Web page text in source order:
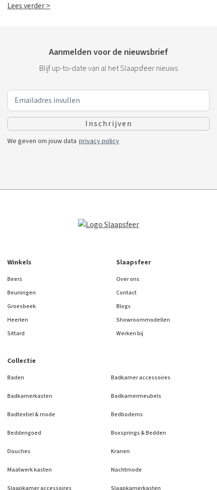
Lees verder >
Aanmelden voor de nieuwsbrief
Blijf up-to-date van al het Slaapsfeer nieuws
We geven om jouw data privacy policy
Collectie
Baden Badkamer accessoires
Badkamerkasten Badkamermeubels
Badtextiel & mode Bedbodems
Beddengoed Boxsprings & Bedden
Douches Kranen
Maatwerk kasten Nachtmode
Slaapkamer accessoires Slaapkamerkasten
Winkels
Beers
Beuningen
Groesbeek
Heerlen
Sittard
Slaapsfeer
Over ons
Contact
Blogs
Showroommodellen
Werken bij